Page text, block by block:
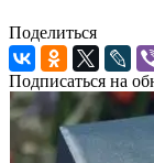
Поделиться
Подписаться на